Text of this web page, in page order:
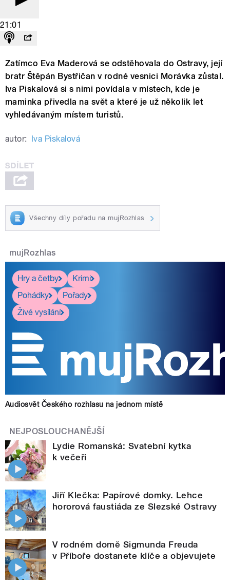
21:01
Zatímco Eva Maderová se odstěhovala do Ostravy, její
bratr Štěpán Bystřičan v rodné vesnici Morávka zůstal.
Iva Piskalová si s nimi povídala v místech, kde je
maminka přivedla na svět a které je už několik let
vyhledávaným místem turistů.
autor: Iva Piskalová
Všechny díly pořadu na mujRozhlas
mujRozhlas
Hry a četby
Krimi
Pohádky
Pořady
Živé vysílání
Audiosvět Českého rozhlasu na jednom místě
NEJPOSLOUCHANĚJŠÍ
Lydie Romanská: Svatební kytka
k večeři
Jiří Klečka: Papírové domky. Lehce
hororová faustiáda ze Slezské Ostravy
V rodném domě Sigmunda Freuda
v Příboře dostanete klíče a objevujete